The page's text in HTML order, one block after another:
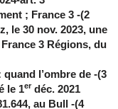
; France 3
le 30 nov. 2023, une
3 Régions, du
quand l’ombre de
le 1erdéc. 2021.
4)-
au Bull.